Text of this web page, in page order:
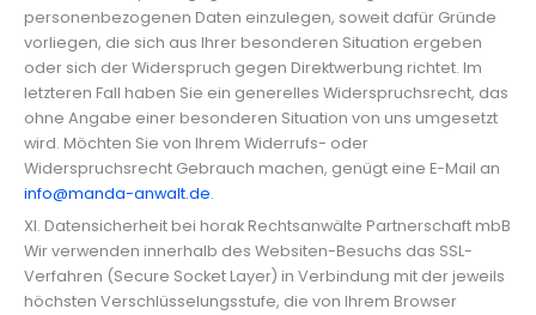
personenbezogenen Daten einzulegen, soweit dafür Gründe
vorliegen, die sich aus Ihrer besonderen Situation ergeben
oder sich der Widerspruch gegen Direktwerbung richtet. Im
letzteren Fall haben Sie ein generelles Widerspruchsrecht, das
ohne Angabe einer besonderen Situation von uns umgesetzt
wird. Möchten Sie von Ihrem Widerrufs- oder
Widerspruchsrecht Gebrauch machen, genügt eine E-Mail an
info@manda-anwalt.de.
XI. Datensicherheit bei horak Rechtsanwälte Partnerschaft mbB
Wir verwenden innerhalb des Websiten-Besuchs das SSL-
Verfahren (Secure Socket Layer) in Verbindung mit der jeweils
höchsten Verschlüsselungsstufe, die von Ihrem Browser